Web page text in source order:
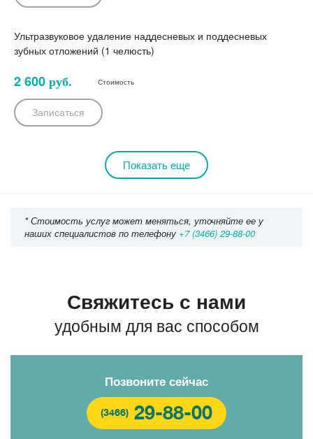
Ультразвуковое удаление наддесневых и поддесневых
зубных отложений (1 челюсть)
2 600 руб. Стоимость
Записаться
Показать еще
* Стоимость услуг может меняться, уточняйте ее у
наших специалистов по телефону +7 (3466) 29-88-00
Свяжитесь с нами
удобным для вас способом
Позвоните сейчас
(3466) 29-88-00